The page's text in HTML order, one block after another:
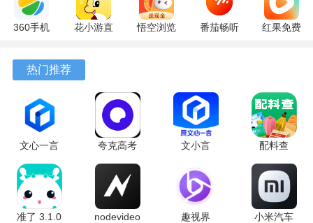
4、画作可以自动保存到云端，换手机或者重装软件后作品也
不会丢失。
软件功能
度，方便分层绘制复杂画面。
2、本地画廊，所有画作都集中存放在一个地方，方便随时翻
看和整理。
3、画作完成后可以直接分享到社交媒体，收到点赞或评论时
软件会推送通知。
360手机
10.13.27
最新版
花小游直
17.9.56
悟空浏览
番茄畅听
红果免费
热门推荐
文心一言
4.0
5.16.0.10
最新版
夸克高考
10.14.0.1115
最新版
文小言
安卓版
配料查
3.0.1 官方
版
准了 3.1.0
nodevideo
趣视界
小米汽车